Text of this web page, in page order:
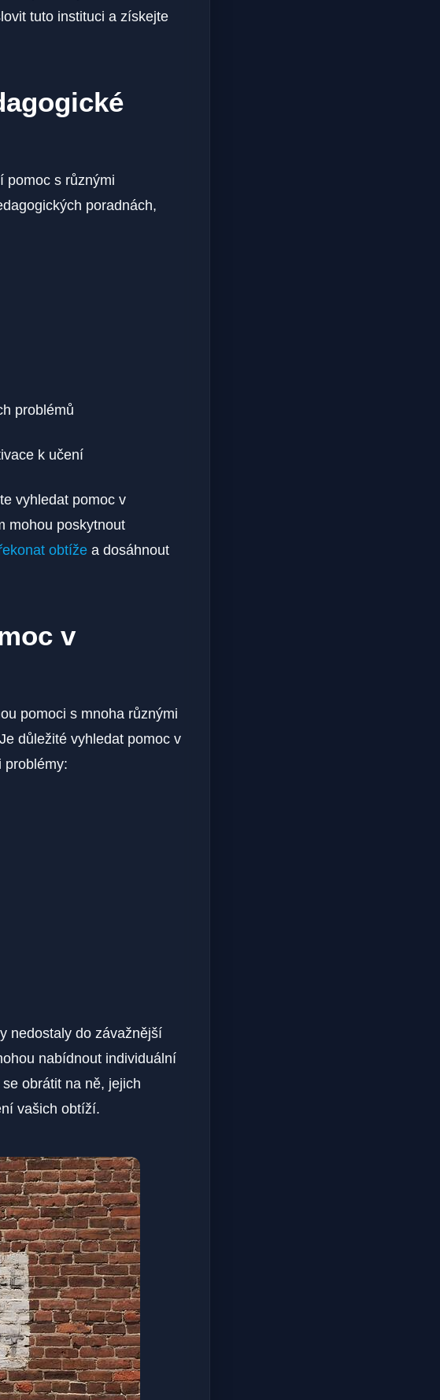
tuto instituci a získejte
pomoc s různými
poradnách,
problémů
k učení
vyhledat pomoc v
mohou poskytnout
obtíže a dosáhnout
v
pomoci s mnoha různými
důležité vyhledat pomoc v
problémy:
nedostaly do závažnější
nabídnout individuální
obrátit na ně, jejich
vašich obtíží.